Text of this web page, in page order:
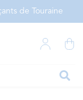
de Touraine